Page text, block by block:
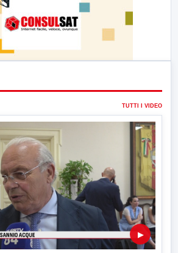
TUTTI I VIDEO
▶